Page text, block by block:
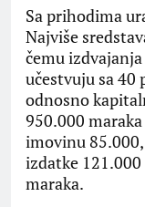
Sa prihodima
Najviše
čemu
učestvuju sa 40
odnosno
950.000
imovinu
izdatke
maraka.